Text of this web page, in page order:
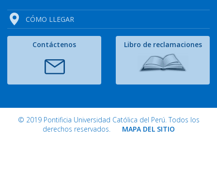
CÓMO LLEGAR
Contáctenos Libro de reclamaciones
© 2019 Pontificia Universidad Católica del Perú. Todos los
derechos reservados. MAPA DEL SITIO